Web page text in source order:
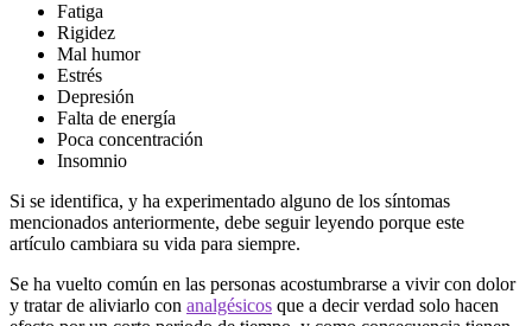
Fatiga
Rigidez
Mal humor
Estrés
Depresión
Falta de energía
Poca concentración
Insomnio
Si se identifica, y ha experimentado alguno de los síntomas
mencionados anteriormente, debe seguir leyendo porque este
artículo cambiara su vida para siempre.
Se ha vuelto común en las personas acostumbrarse a vivir con dolor
y tratar de aliviarlo con analgésicos que a decir verdad solo hacen